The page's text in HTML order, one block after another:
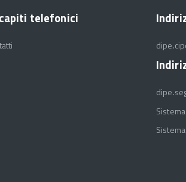
telefonici